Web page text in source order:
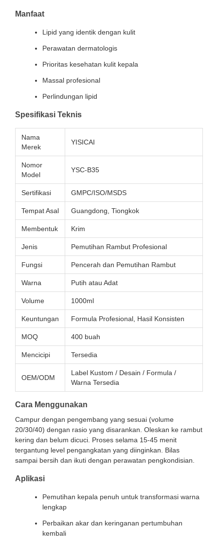
Manfaat
Lipid yang identik dengan kulit
Perawatan dermatologis
Prioritas kesehatan kulit kepala
Massal profesional
Perlindungan lipid
Spesifikasi Teknis
Nama
Merek
YISICAI
Nomor
Model
YSC-B35
Sertifikasi GMPC/ISO/MSDS
Tempat Asal Guangdong, Tiongkok
Membentuk Krim
Jenis Pemutihan Rambut Profesional
Fungsi Pencerah dan Pemutihan Rambut
Warna Putih atau Adat
Volume 1000ml
Keuntungan Formula Profesional, Hasil Konsisten
MOQ 400 buah
Mencicipi Tersedia
OEM/ODM
Label Kustom / Desain / Formula /
Warna Tersedia
Cara Menggunakan
Campur dengan pengembang yang sesuai (volume
20/30/40) dengan rasio yang disarankan. Oleskan ke rambut
kering dan belum dicuci. Proses selama 15-45 menit
tergantung level pengangkatan yang diinginkan. Bilas
sampai bersih dan ikuti dengan perawatan pengkondisian.
Aplikasi
Pemutihan kepala penuh untuk transformasi warna
lengkap
Perbaikan akar dan keringanan pertumbuhan
kembali